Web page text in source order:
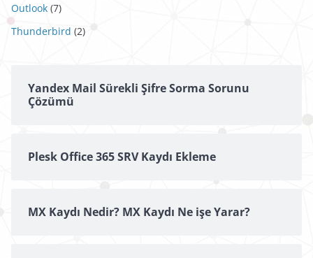
Outlook (7)
Thunderbird (2)
Yandex Mail Sürekli Şifre Sorma Sorunu
Çözümü
Plesk Office 365 SRV Kaydı Ekleme
MX Kaydı Nedir? MX Kaydı Ne işe Yarar?